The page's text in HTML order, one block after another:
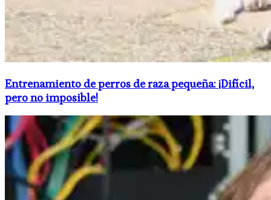
Entrenamiento de perros de raza pequeña: ¡Difícil,
pero no imposible!